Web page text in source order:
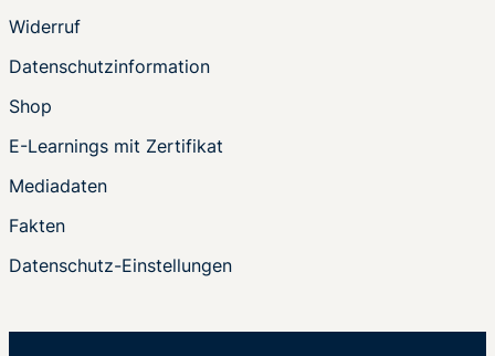
Widerruf
Datenschutzinformation
Shop
E-Learnings mit Zertifikat
Mediadaten
Fakten
Datenschutz-Einstellungen